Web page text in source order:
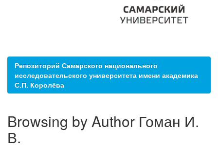
Репозиторий Самарского национального
исследовательского университета имени академика
С.П. Королёва
Browsing by Author Гоман И.
В.